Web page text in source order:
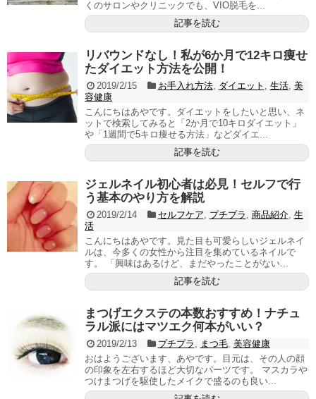
くのサロンやクリニックでも、VIO脱毛を...
記事を読む
リバウンドなし！私が6か月で12キロ痩せ
たダイエット方法を公開！
2019/2/15 お手入れ方法, ダイエット , 生活, 美
容健康
こんにちはあやです。ダイエットをしたいと思い、ネ
ットで検索してみると「2か月で10キロダイエット」
や「1週間で5キロ痩せる方法」などダイエ...
記事を読む
ジェルネイル初心者は必見！セルフで行
う基本のやり方を解説
2019/2/14 セルフケア, プチプラ , 商品紹介, 生
活
こんにちはあやです。見た目も可愛らしいジェルネイ
ルは、今多くの女性から注目を集めているネイルで
す。 「興味はあるけど、まだやったことがない...
記事を読む
まつげエクステの本数おすすめ！ナチュ
ラル派にはマツエク何本がいい？
2019/2/13 プチプラ , まつ毛, 美容健康
おはようございます、あやです。目元は、その人の顔
の印象を左右するほど大切なパーツです。 マスカラや
つけまつげを駆使したメイクで盛るのも良い...